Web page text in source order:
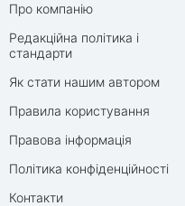
Про компанію
Редакційна політика і
стандарти
Як стати нашим автором
Правила користування
Правова інформація
Політика конфіденційності
Контакти